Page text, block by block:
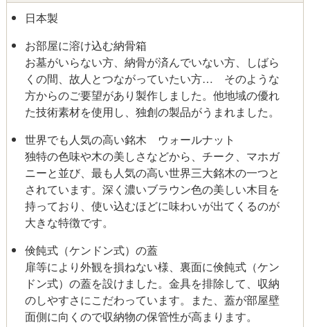
日本製
お部屋に溶け込む納骨箱
お墓がいらない方、納骨が済んでいない方、しばら
くの間、故人とつながっていたい方… そのような
方からのご要望があり製作しました。他地域の優れ
た技術素材を使用し、独創の製品がうまれました。
世界でも人気の高い銘木 ウォールナット
独特の色味や木の美しさなどから、チーク、マホガ
ニーと並び、最も人気の高い世界三大銘木の一つと
されています。深く濃いブラウン色の美しい木目を
持っており、使い込むほどに味わいが出てくるのが
大きな特徴です。
倹飩式（ケンドン式）の蓋
扉等により外観を損ねない様、裏面に倹飩式（ケン
ドン式）の蓋を設けました。金具を排除して、収納
のしやすさにこだわっています。また、蓋が部屋壁
面側に向くので収納物の保管性が高まります。